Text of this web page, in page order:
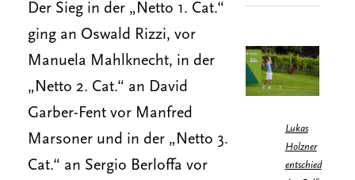
Der Sieg in der „Netto 1. Cat.“
ging an Oswald Rizzi, vor
Manuela Mahlknecht, in der
„Netto 2. Cat.“ an David
Garber-Fent vor Manfred
Marsoner und in der „Netto 3.
Cat.“ an Sergio Berloffa vor
Lukas
Holzner
entschied